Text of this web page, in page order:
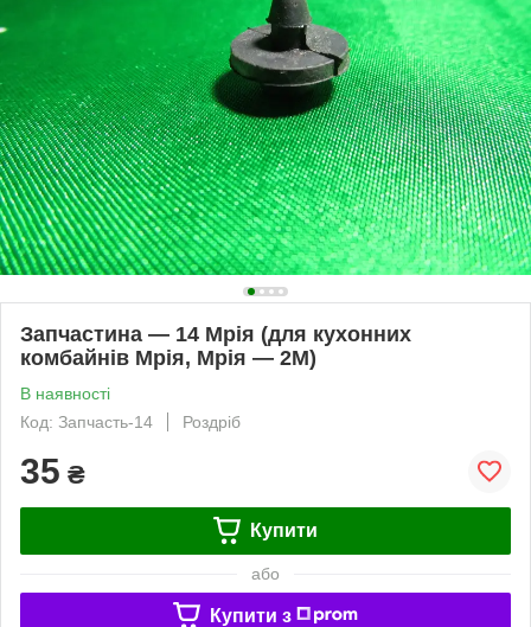
Запчастина — 14 Мрія (для кухонних
комбайнів Мрія, Мрія — 2М)
В наявності
Код: Запчасть-14
Роздріб
35 ₴
Купити
або
Купити з